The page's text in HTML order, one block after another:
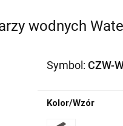
wodnych
Symbol: CZW-
Kolor/Wzór